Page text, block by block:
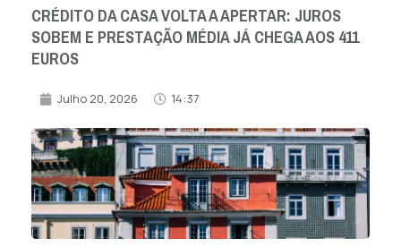
CRÉDITO DA CASA VOLTA A APERTAR: JUROS
SOBEM E PRESTAÇÃO MÉDIA JÁ CHEGA AOS 411
EUROS
Julho 20, 2026 14:37